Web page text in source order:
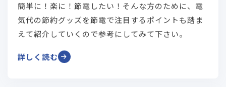
簡単に！楽に！節電したい！そんな方のために、電
気代の節約グッズを節電で注目するポイントも踏ま
えて紹介していくので参考にしてみて下さい。
詳しく読む